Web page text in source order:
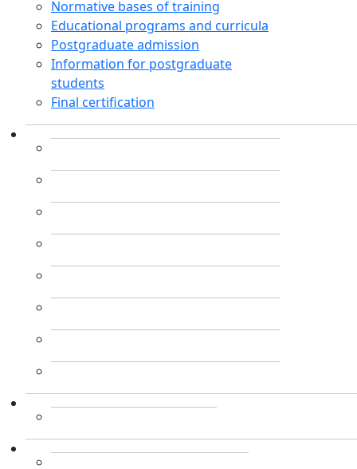
Normative bases of training
Educational programs and curricula
Postgraduate admission
Information for postgraduate
students
Final certification